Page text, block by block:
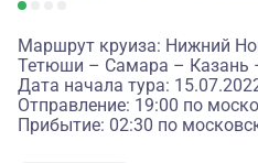
Маршрут круиза: Нижний
Тетюши – Самара – Казань
Дата начала тура:
Отправление: 19:00 по
Прибытие: 02:30 по